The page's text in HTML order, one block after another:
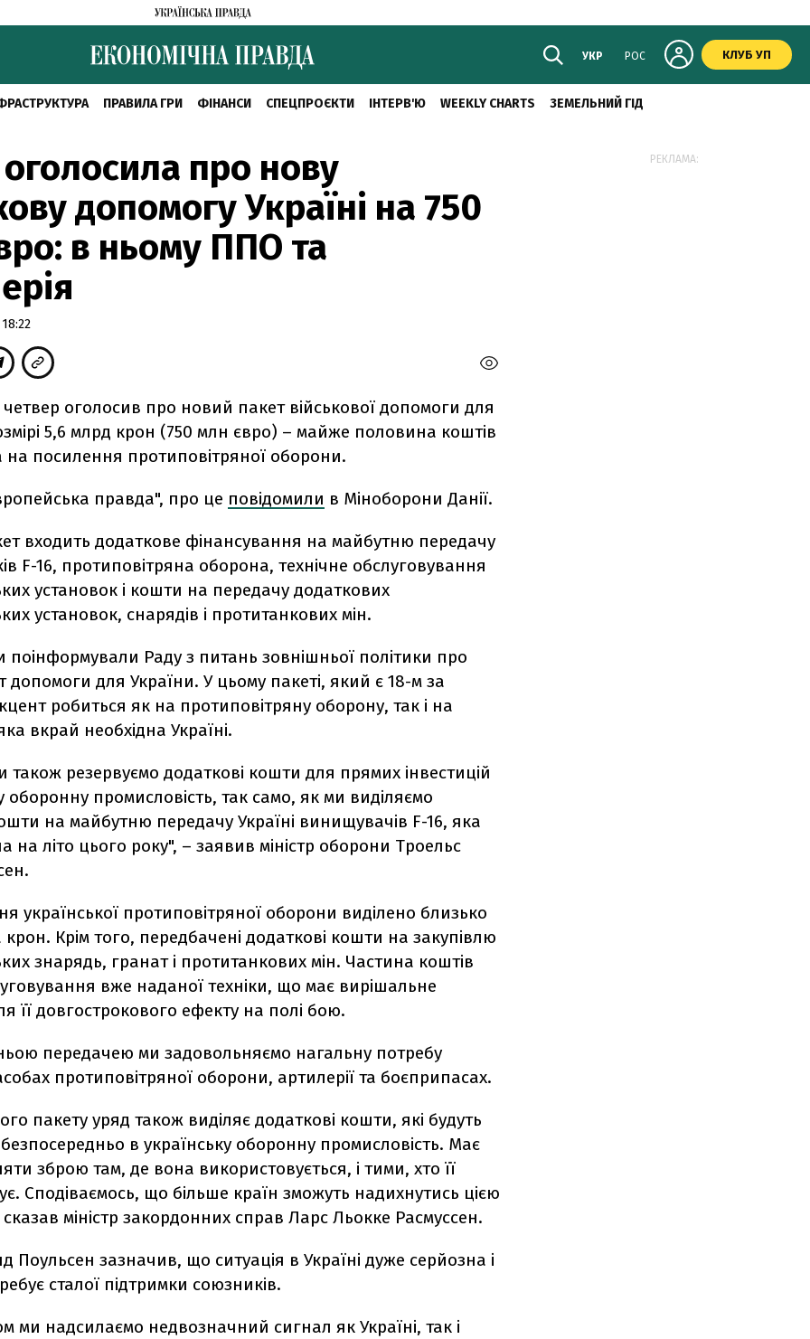
УКР РОС КЛУБ УП
ПРАВИЛА ГРИ ФІНАНСИ СПЕЦПРОЄКТИ ІНТЕРВ'Ю WEEKLY CHARTS ЗЕМЕЛЬНИЙ ГІД
про нову
допомогу Україні на 750
в ньому ППО та
четвер оголосив про новий пакет військової допомоги для
5,6 млрд крон (750 млн євро) – майже половина коштів
посилення протиповітряної оборони.
правда", про це повідомили в Міноборони Данії.
входить додаткове фінансування на майбутню передачу
F-16, протиповітряна оборона, технічне обслуговування
установок і кошти на передачу додаткових
установок, снарядів і протитанкових мін.
поінформували Раду з питань зовнішньої політики про
допомоги для України. У цьому пакеті, який є 18-м за
робиться як на протиповітряну оборону, так і на
вкрай необхідна Україні.
також резервуємо додаткові кошти для прямих інвестицій
оборонну промисловість, так само, як ми виділяємо
на майбутню передачу Україні винищувачів F-16, яка
на літо цього року", – заявив міністр оборони Троельс
української протиповітряної оборони виділено близько
крон. Крім того, передбачені додаткові кошти на закупівлю
знарядь, гранат і протитанкових мін. Частина коштів
вже наданої техніки, що має вирішальне
її довгострокового ефекту на полі бою.
передачею ми задовольняємо нагальну потребу
протиповітряної оборони, артилерії та боєприпасах.
пакету уряд також виділяє додаткові кошти, які будуть
безпосередньо в українську оборонну промисловість. Має
зброю там, де вона використовується, і тими, хто її
Сподіваємось, що більше країн зможуть надихнутись цією
міністр закордонних справ Ларс Льокке Расмуссен.
Поульсен зазначив, що ситуація в Україні дуже серйозна і
сталої підтримки союзників.
ми надсилаємо недвозначний сигнал як Україні, так і
РЕКЛАМА: